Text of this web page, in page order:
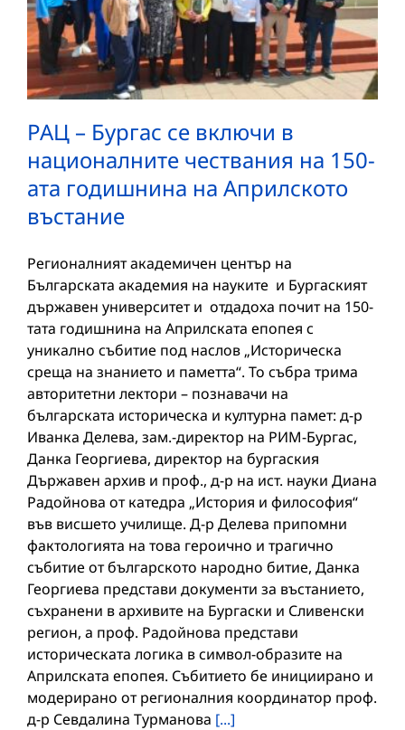
РАЦ – Бургас се включи в
националните чествания на 150-
ата годишнина на Априлското
въстание
Регионалният академичен център на
Българската академия на науките и Бургаският
държавен университет и отдадоха почит на 150-
тата годишнина на Априлската епопея с
уникално събитие под наслов „Историческа
среща на знанието и паметта“. То събра трима
авторитетни лектори – познавачи на
българската историческа и културна памет: д-р
Иванка Делева, зам.-директор на РИМ-Бургас,
Данка Георгиева, директор на бургаския
Държавен архив и проф., д-р на ист. науки Диана
Радойнова от катедра „История и философия“
във висшето училище. Д-р Делева припомни
фактологията на това героично и трагично
събитие от българското народно битие, Данка
Георгиева представи документи за въстанието,
съхранени в архивите на Бургаски и Сливенски
регион, а проф. Радойнова представи
историческата логика в символ-образите на
Априлската епопея. Събитието бе инициирано и
модерирано от регионалния координатор проф.
д-р Севдалина Турманова [...]